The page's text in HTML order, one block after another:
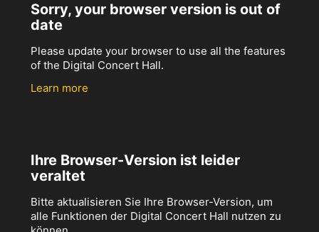
Sorry, your browser version is out of
date
Please update your browser to use all the features
of the Digital Concert Hall.
Learn more
Ihre Browser-Version ist leider
veraltet
Bitte aktualisieren Sie Ihre Browser-Version, um
alle Funktionen der Digital Concert Hall nutzen zu